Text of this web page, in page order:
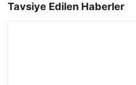
Tavsiye Edilen Haberler